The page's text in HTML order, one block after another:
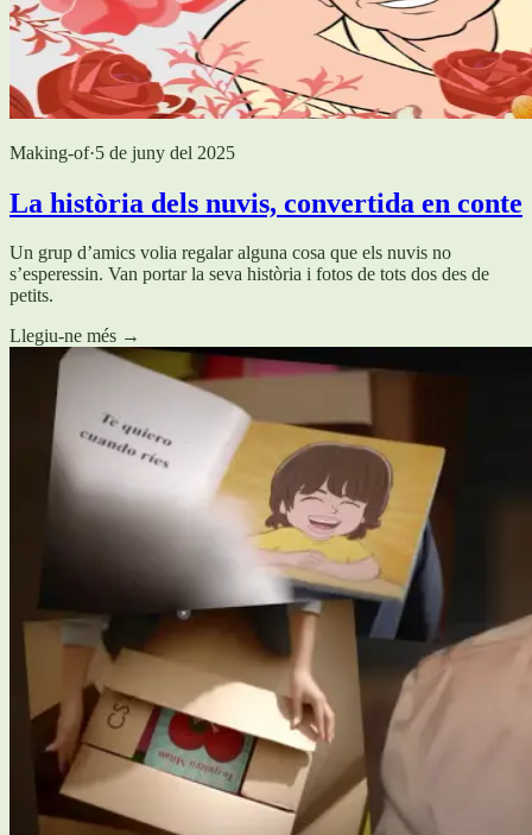
Making-of·5 de juny del 2025
La història dels nuvis, convertida en conte
Un grup d’amics volia regalar alguna cosa que els nuvis no
s’esperessin. Van portar la seva història i fotos de tots dos des de
petits.
Llegiu-ne més →